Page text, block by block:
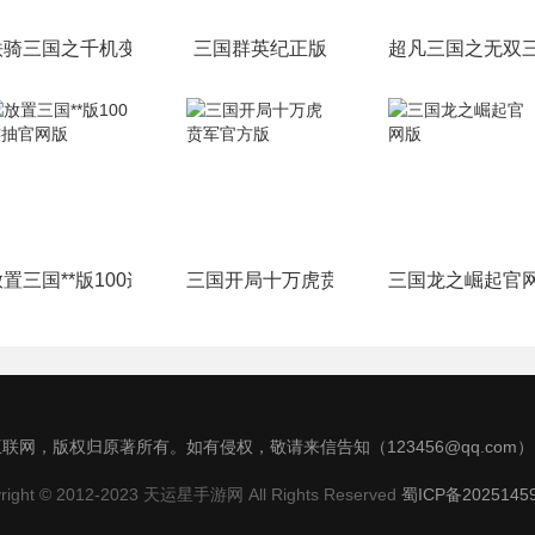
三国之千机变官方版 三国群英纪正版 超凡三国之无双
置三国**版100连抽官网版三国开局十万虎贲军官方版三国龙之崛起官
网，版权归原著所有。如有侵权，敬请来信告知（123456@qq.com）
© 2012-2023 天运星手游网 All Rights Reserved 蜀ICP备